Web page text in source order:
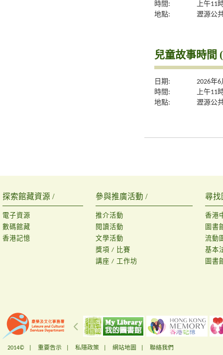
時間:
上午11
地點:
瀝源公
兒童故事時間
日期:
2026年
時間:
上午11
地點:
瀝源公
探索館藏資源 /
電子資源
數碼館藏
香港記憶
參與推廣活動 /
推介活動
閱讀活動
文學活動
獎項 / 比賽
講座 / 工作坊
尋找
香港
圖書
流動
基本
圖書
2014© | 重要告示 私隱政策 網站地圖 聯絡我們